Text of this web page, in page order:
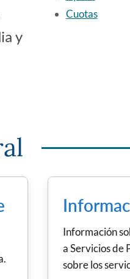
y
Cuotas
Información
a Servicios de
sobre los